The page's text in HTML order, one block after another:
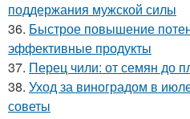
поддержания мужской силы
36. Быстрое повышение
эффективные продукты
37. Перец чили: от семян до
38. Уход за виноградом в
советы